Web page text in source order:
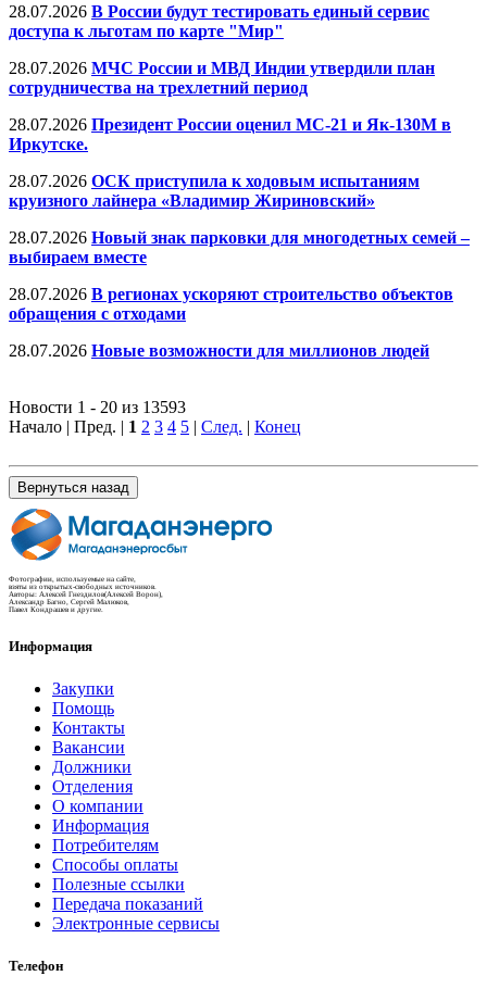
28.07.2026 В России будут тестировать единый сервис
доступа к льготам по карте "Мир"
28.07.2026 МЧС России и МВД Индии утвердили план
сотрудничества на трехлетний период
28.07.2026 Президент России оценил МС-21 и Як-130М в
Иркутске.
28.07.2026 ОСК приступила к ходовым испытаниям
круизного лайнера «Владимир Жириновский»
28.07.2026 Новый знак парковки для многодетных семей –
выбираем вместе
28.07.2026 В регионах ускоряют строительство объектов
обращения с отходами
28.07.2026 Новые возможности для миллионов людей
Новости 1 - 20 из 13593
Начало | Пред. | 1 2 3 4 5 | След. | Конец
Вернуться назад
Фотографии, используемые на сайте,
взяты из открытых-свободных источников.
Авторы: Алексей Гнездилов(Алексей Ворон),
Александр Багно, Сергей Малюков,
Павел Кондрашев и другие.
Информация
Закупки
Помощь
Контакты
Вакансии
Должники
Отделения
О компании
Информация
Потребителям
Способы оплаты
Полезные ссылки
Передача показаний
Электронные сервисы
Телефон